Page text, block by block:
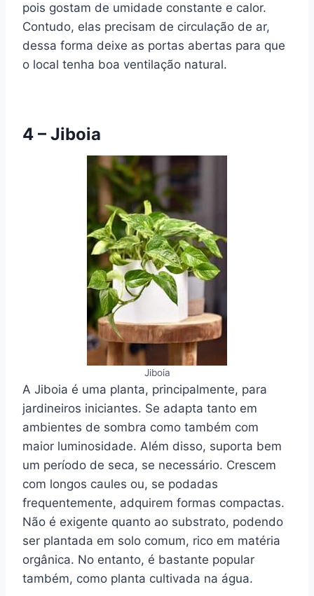
pois gostam de umidade constante e calor.
Contudo, elas precisam de circulação de ar,
dessa forma deixe as portas abertas para que
o local tenha boa ventilação natural.
4 – Jiboia
Jiboia
A Jiboia é uma planta, principalmente, para
jardineiros iniciantes. Se adapta tanto em
ambientes de sombra como também com
maior luminosidade. Além disso, suporta bem
um período de seca, se necessário. Crescem
com longos caules ou, se podadas
frequentemente, adquirem formas compactas.
Não é exigente quanto ao substrato, podendo
ser plantada em solo comum, rico em matéria
orgânica. No entanto, é bastante popular
também, como planta cultivada na água.